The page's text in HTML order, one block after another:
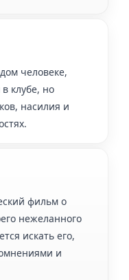
человеке,
клубе, но
насилия и
фильм о
нежеланного
искать его,
и